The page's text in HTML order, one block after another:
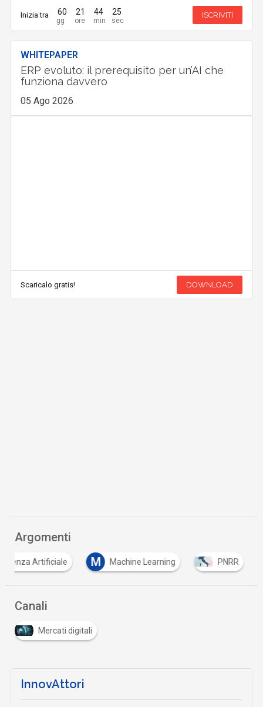
Inizia tra 60 21 44 24 ISCRIVITI
WHITEPAPER
ERP evoluto: il prerequisito per un’AI che
funziona davvero
05 Ago 2026
Scaricalo gratis! DOWNLOAD
Argomenti
Artificiale M Machine Learning PNRR
Canali
Mercati digitali
InnovAttori